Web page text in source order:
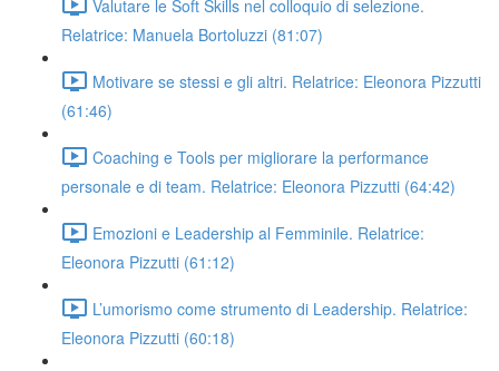
Valutare le Soft Skills nel colloquio di selezione.
Relatrice: Manuela Bortoluzzi (81:07)
Motivare se stessi e gli altri. Relatrice: Eleonora Pizzutti
(61:46)
Coaching e Tools per migliorare la performance
personale e di team. Relatrice: Eleonora Pizzutti (64:42)
Emozioni e Leadership al Femminile. Relatrice:
Eleonora Pizzutti (61:12)
L’umorismo come strumento di Leadership. Relatrice:
Eleonora Pizzutti (60:18)